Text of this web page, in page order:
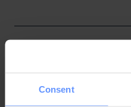
Consent